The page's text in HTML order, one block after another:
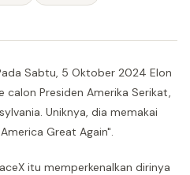
Sabtu, 5 Oktober 2024 Elon
Presiden Amerika Serikat,
Uniknya, dia memakai
Great Again".
itu memperkenalkan dirinya